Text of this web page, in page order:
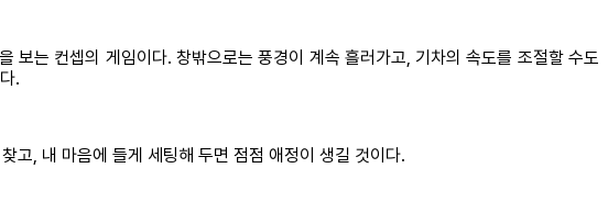
보는 컨셉의 게임이다. 창밖으로는 풍경이 계속 흘러가고, 기차의 속도를 조절할 수도
.
고, 내 마음에 들게 세팅해 두면 점점 애정이 생길 것이다.